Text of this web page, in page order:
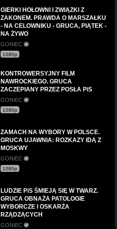
GIERKI HOŁOWNI I ZWIĄZKI Z
ZAKONEM. PRAWDA O MARSZAŁKU
- NA CELOWNIKU - GRUCA, PIĄTEK -
NA ŻYWO
GONIEC
1080p
KONTROWERSYJNY FILM
NAWROCKIEGO. GRUCA
ZACZEPIANY PRZEZ POSŁA PiS
GONIEC
1080p
ZAMACH NA WYBORY W POLSCE.
GRUCA UJAWNIA: ROZKAZY IDĄ Z
MOSKWY
GONIEC
1080p
LUDZIE PiS ŚMIEJĄ SIĘ W TWARZ.
GRUCA OBNAŻA PATOLOGIE
WYBORCZE I OSKARŻA
RZĄDZĄCYCH
GONIEC